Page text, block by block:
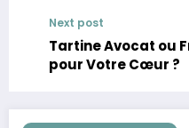
Next post
Tartine Avocat ou
pour Votre Cœur ?